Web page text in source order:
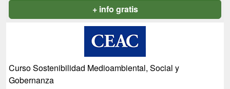
+ info gratis
Curso Sostenibilidad Medioambiental, Social y
Gobernanza